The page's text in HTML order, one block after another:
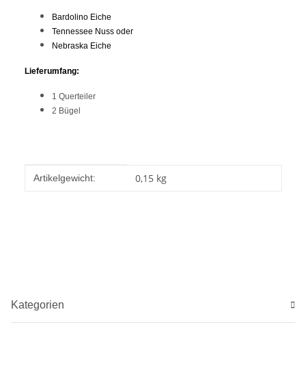
Bardolino Eiche
Tennessee Nuss oder
Nebraska Eiche
Lieferumfang:
1 Querteiler
2 Bügel
Produkteigenschaft
Wert
Artikelgewicht: 0,15 kg
Kategorien